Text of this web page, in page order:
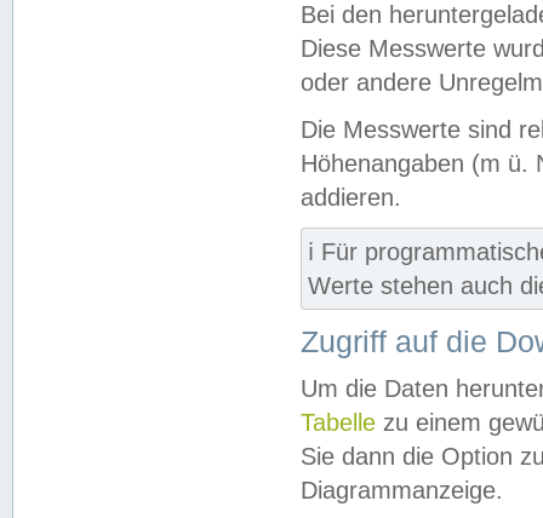
Bei den
Diese Messwerte
oder andere
Die Messwerte sind
Höhenangaben (m ü.
addieren.
ℹ️ Für
Werte stehen auch
Zugriff auf die
Um die Daten
Tabelle zu einem
Sie dann die Option
Diagrammanzeige.